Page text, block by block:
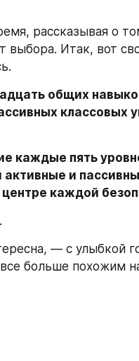
рассказывая о
выбора. Итак, вот
общих
классовых
каждые пять
и
каждой
— с улыбкой
больше похожим